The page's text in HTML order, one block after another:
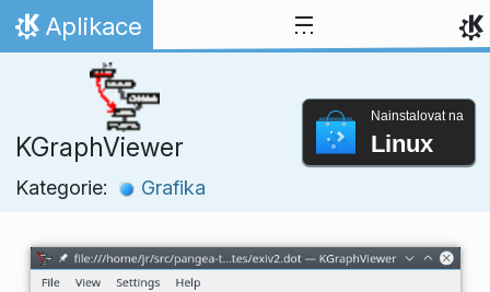
Přejít na obsah
Domů
Aplikace
KGraphViewer
Kategorie: Grafika
Nainstalovat na
Linux